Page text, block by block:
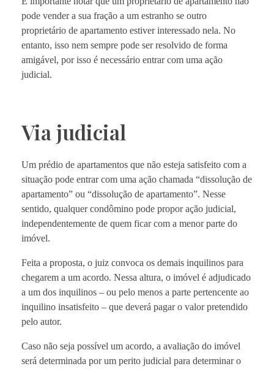
pode vender a sua fração a um estranho se outro
proprietário de apartamento estiver interessado nela. No
entanto, isso nem sempre pode ser resolvido de forma
amigável, por isso é necessário entrar com uma ação
judicial.
Via judicial
Um prédio de apartamentos que não esteja satisfeito com a
situação pode entrar com uma ação chamada “dissolução de
apartamento” ou “dissolução de apartamento”. Nesse
sentido, qualquer condômino pode propor ação judicial,
independentemente de quem ficar com a menor parte do
imóvel.
Feita a proposta, o juiz convoca os demais inquilinos para
chegarem a um acordo. Nessa altura, o imóvel é adjudicado
a um dos inquilinos – ou pelo menos a parte pertencente ao
inquilino insatisfeito – que deverá pagar o valor pretendido
pelo autor.
Caso não seja possível um acordo, a avaliação do imóvel
será determinada por um perito judicial para determinar o